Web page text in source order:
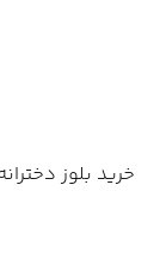
خرید بلوز